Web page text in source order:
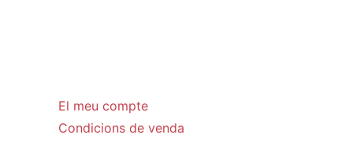
El meu compte
Condicions de venda